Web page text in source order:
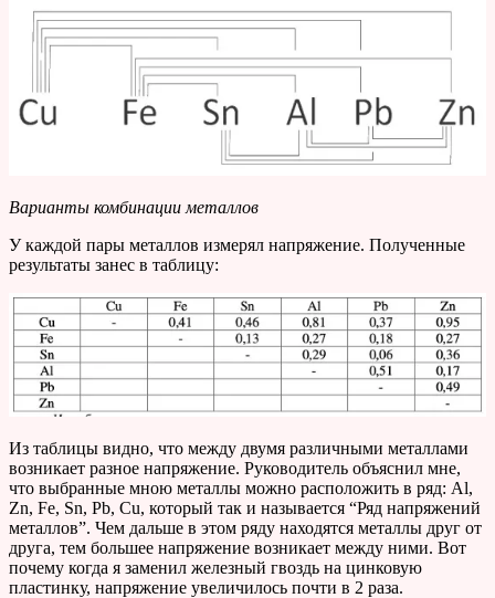
Варианты комбинации металлов
У каждой пары металлов измерял напряжение. Полученные
результаты занес в таблицу:
Из таблицы видно, что между двумя различными металлами
возникает разное напряжение. Руководитель объяснил мне,
что выбранные мною металлы можно расположить в ряд: Al,
Zn, Fe, Sn, Pb, Cu, который так и называется “Ряд напряжений
металлов”. Чем дальше в этом ряду находятся металлы друг от
друга, тем большее напряжение возникает между ними. Вот
почему когда я заменил железный гвоздь на цинковую
пластинку, напряжение увеличилось почти в 2 раза.